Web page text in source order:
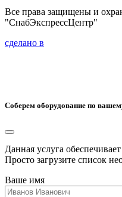
Все права защищены и
"СнабЭкспрессЦентр"
сделано в
Соберем оборудование по
Данная услуга
Просто загрузите список
Ваше имя